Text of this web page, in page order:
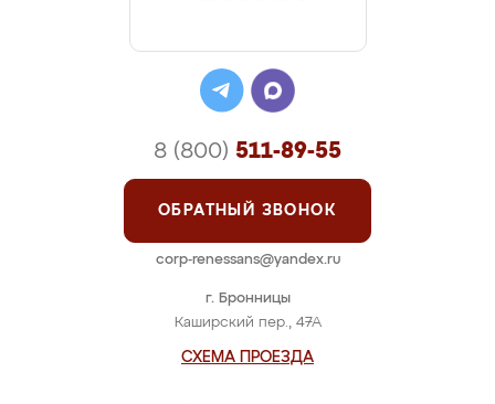
г. Бронницы
Каширский пер., 47А
СХЕМА ПРОЕЗДА
8 (800) 511-89-55
ОБРАТНЫЙ ЗВОНОК
corp-renessans@yandex.ru